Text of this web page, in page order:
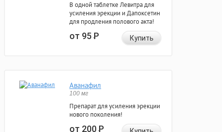
В одной таблетке Левитра для
усиления эрекции и Дапоксетин
для продления полового акта!
от 95Р Купить
Аванафил
100 мг
Препарат для усиления эрекции
нового поколения!
от 200Р